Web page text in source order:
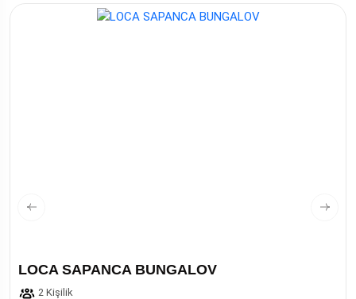
LOCA SAPANCA BUNGALOV
2 Kişilik